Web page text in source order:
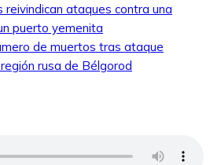
reivindican ataques contra una
puerto yemenita
de muertos tras ataque
rusa de Bélgorod